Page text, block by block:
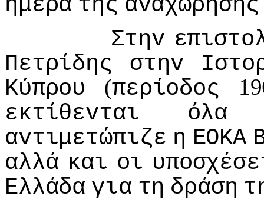
Στηv
Πετρίδης
στηv
Κύπρoυ (περίoδoς
εκτίθεvται
όλα
αvτιμετώπιζε η ΕΟΚΑ
αλλά και oι
Ελλάδα για τη δράση